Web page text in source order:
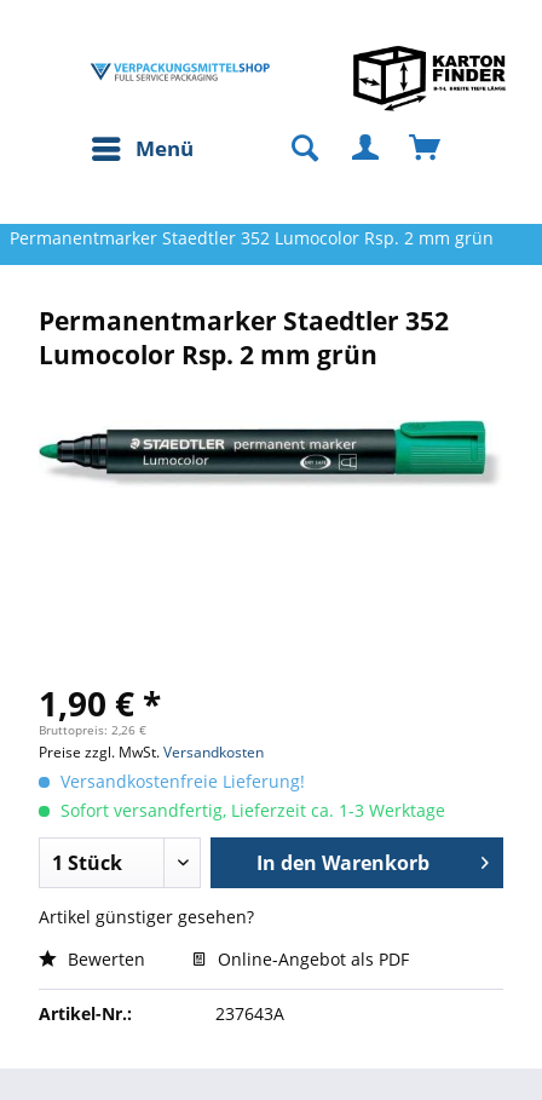
Menü
Permanentmarker Staedtler 352 Lumocolor Rsp. 2 mm grün
Permanentmarker Staedtler 352
Lumocolor Rsp. 2 mm grün
1,90 € *
Bruttopreis: 2,26 €
Preise zzgl. MwSt.Versandkosten
Versandkostenfreie Lieferung!
Sofort versandfertig, Lieferzeit ca. 1-3 Werktage
In den Warenkorb
Artikel günstiger gesehen?
Bewerten
Online-Angebot als PDF
Artikel-Nr.: 237643A